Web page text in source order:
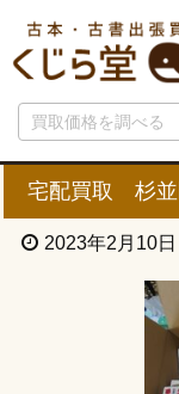
宅配買取 杉
2023年2月10日